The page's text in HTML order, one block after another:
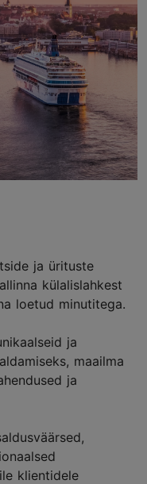
ja ürituste
külalislahkest
loetud minutitega.
ja
maailma
ja
klientidele